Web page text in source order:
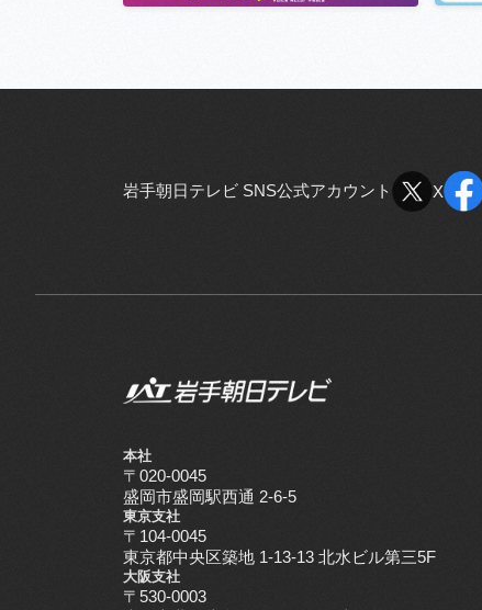
岩手朝日テレビ SNS公式アカウント
X
本社
〒020-0045
盛岡市盛岡駅西通 2-6-5
東京支社
〒104-0045
東京都中央区築地 1-13-13 北水ビル第三5F
大阪支社
〒530-0003